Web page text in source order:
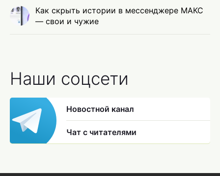
Как скрыть истории в мессенджере МАКС
— свои и чужие
Наши соцсети
Новостной канал
Чат с читателями